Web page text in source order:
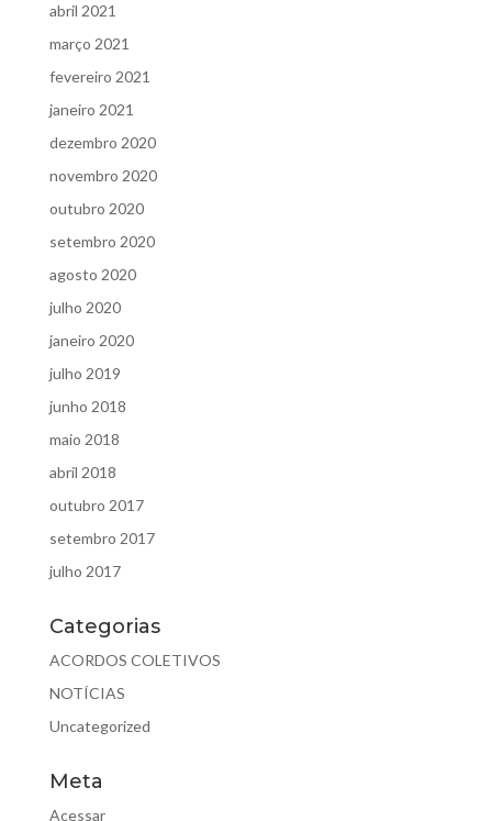
abril 2021
março 2021
fevereiro 2021
janeiro 2021
dezembro 2020
novembro 2020
outubro 2020
setembro 2020
agosto 2020
julho 2020
janeiro 2020
julho 2019
junho 2018
maio 2018
abril 2018
outubro 2017
setembro 2017
julho 2017
Categorias
ACORDOS COLETIVOS
NOTÍCIAS
Uncategorized
Meta
Acessar